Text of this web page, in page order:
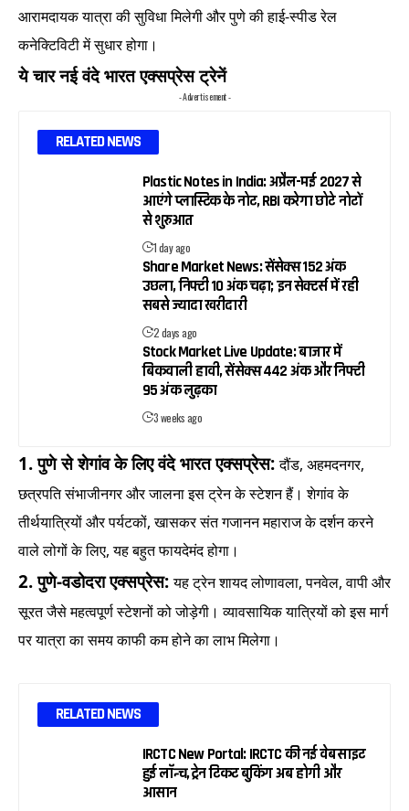
आरामदायक यात्रा की सुविधा मिलेगी और पुणे की हाई-स्पीड रेल
कनेक्टिविटी में सुधार होगा।
ये चार नई वंदे भारत एक्सप्रेस ट्रेनें
- Advertisement -
RELATED NEWS
Plastic Notes in India: अप्रैल-मई 2027 से
आएंगे प्लास्टिक के नोट, RBI करेगा छोटे नोटों
से शुरुआत
1 day ago
Share Market News: सेंसेक्स 152 अंक
उछला, निफ्टी 10 अंक चढ़ा; इन सेक्टर्स में रही
सबसे ज्यादा खरीदारी
2 days ago
Stock Market Live Update: बाजार में
बिकवाली हावी, सेंसेक्स 442 अंक और निफ्टी
95 अंक लुढ़का
3 weeks ago
1. पुणे से शेगांव के लिए वंदे भारत एक्सप्रेस: दौंड, अहमदनगर,
छत्रपति संभाजीनगर और जालना इस ट्रेन के स्टेशन हैं। शेगांव के
तीर्थयात्रियों और पर्यटकों, खासकर संत गजानन महाराज के दर्शन करने
वाले लोगों के लिए, यह बहुत फायदेमंद होगा।
2. पुणे-वडोदरा एक्सप्रेस: यह ट्रेन शायद लोणावला, पनवेल, वापी और
सूरत जैसे महत्वपूर्ण स्टेशनों को जोड़ेगी। व्यावसायिक यात्रियों को इस मार्ग
पर यात्रा का समय काफी कम होने का लाभ मिलेगा।
RELATED NEWS
IRCTC New Portal: IRCTC की नई वेबसाइट
हुई लॉन्च, ट्रेन टिकट बुकिंग अब होगी और
आसान